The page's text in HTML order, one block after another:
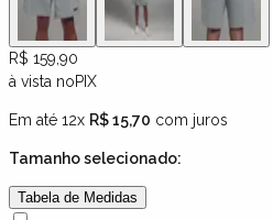
R$ 159,90
à vista noPIX
Em até 12x R$ 15,70 com juros
Tamanhoselecionado:
Tabela de Medidas